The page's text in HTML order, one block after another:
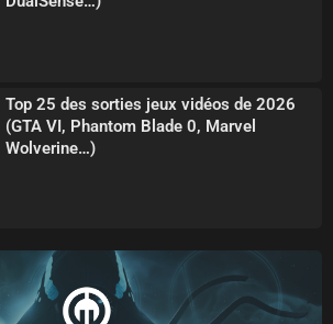
Top 25 des sorties jeux vidéos de 2026
(GTA VI, Phantom Blade 0, Marvel
Wolverine…)